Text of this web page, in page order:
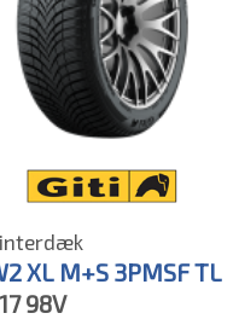
XL M+S 3PMSF TL
98V